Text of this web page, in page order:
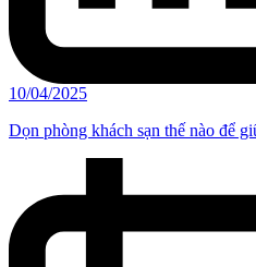
10/04/2025
Dọn phòng khách sạn thế nào để